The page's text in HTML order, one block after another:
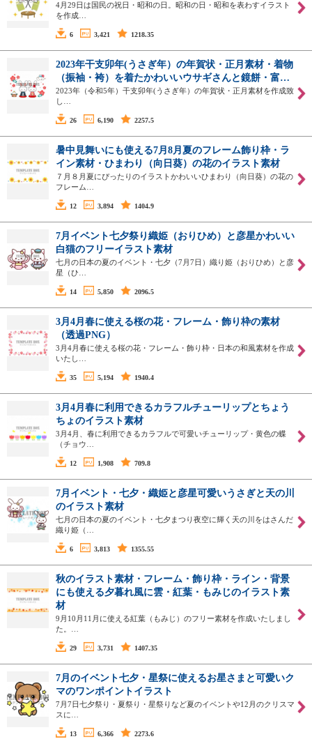
4月29日は国民の祝日・昭和の日。昭和の日・昭和を表わすイラスト
を作成…
6 3,421 1218.35
2023年干支卯年(うさぎ年）の年賀状・正月素材・着物
（振袖・袴）を着たかわいいウサギさんと鏡餅・富…
2023年（令和5年）干支卯年(うさぎ年）の年賀状・正月素材を作成致
し…
26 6,190 2257.5
暑中見舞いにも使える7月8月夏のフレーム飾り枠・ラ
イン素材・ひまわり（向日葵）の花のイラスト素材
７月８月夏にぴったりのイラストかわいいひまわり（向日葵）の花の
フレーム…
12 3,894 1404.9
7月イベント七夕祭り織姫（おりひめ）と彦星かわいい
白猫のフリーイラスト素材
七月の日本の夏のイベント・七夕（7月7日）織り姫（おりひめ）と彦
星（ひ…
14 5,850 2096.5
3月4月春に使える桜の花・フレーム・飾り枠の素材
（透過PNG）
3月4月春に使える桜の花・フレーム・飾り枠・日本の和風素材を作成
いたし…
35 5,194 1940.4
3月4月春に利用できるカラフルチューリップとちょう
ちょのイラスト素材
3月4月、春に利用できるカラフルで可愛いチューリップ・黄色の蝶
（チョウ…
12 1,908 709.8
7月イベント・七夕・織姫と彦星可愛いうさぎと天の川
のイラスト素材
七月の日本の夏のイベント・七夕まつり夜空に輝く天の川をはさんだ
織り姫（…
6 3,813 1355.55
秋のイラスト素材・フレーム・飾り枠・ライン・背景
にも使える夕暮れ風に雲・紅葉・もみじのイラスト素
材
9月10月11月に使える紅葉（もみじ）のフリー素材を作成いたしまし
た。…
29 3,731 1407.35
7月のイベント七夕・星祭に使えるお星さまと可愛いク
マのワンポイントイラスト
7月7日七夕祭り・夏祭り・星祭りなど夏のイベントや12月のクリスマ
スに…
13 6,366 2273.6